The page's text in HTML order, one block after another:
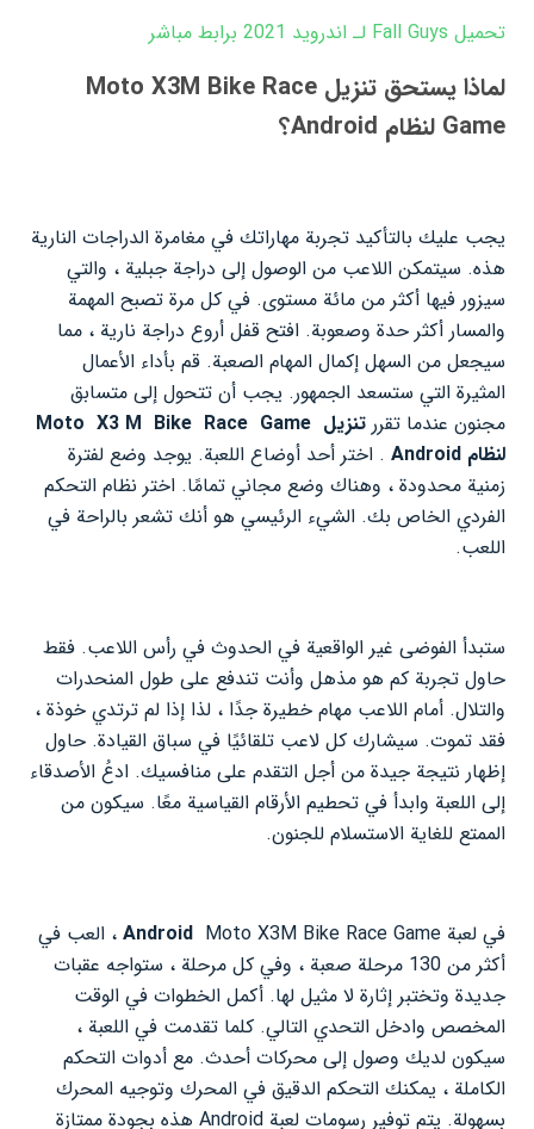
تحميل Fall Guys لـ اندرويد 2021 برابط مباشر
لماذا يستحق تنزيل Moto X3M Bike Race
Game لنظام Android؟
يجب عليك بالتأكيد تجربة مهاراتك في مغامرة الدراجات النارية
هذه. سيتمكن اللاعب من الوصول إلى دراجة جبلية ، والتي
سيزور فيها أكثر من مائة مستوى. في كل مرة تصبح المهمة
والمسار أكثر حدة وصعوبة. افتح قفل أروع دراجة نارية ، مما
سيجعل من السهل إكمال المهام الصعبة. قم بأداء الأعمال
المثيرة التي ستسعد الجمهور. يجب أن تتحول إلى متسابق
مجنون عندما تقرر تنزيل Moto X3 M Bike Race Game
لنظام Android
. اختر أحد أوضاع اللعبة. يوجد وضع لفترة
زمنية محدودة ، وهناك وضع مجاني تمامًا. اختر نظام التحكم
الفردي الخاص بك. الشيء الرئيسي هو أنك تشعر بالراحة في
اللعب.
ستبدأ الفوضى غير الواقعية في الحدوث في رأس اللاعب. فقط
حاول تجربة كم هو مذهل وأنت تندفع على طول المنحدرات
والتلال. أمام اللاعب مهام خطيرة جدًا ، لذا إذا لم ترتدي خوذة ،
فقد تموت. سيشارك كل لاعب تلقائيًا في سباق القيادة. حاول
إظهار نتيجة جيدة من أجل التقدم على منافسيك. ادعُ الأصدقاء
إلى اللعبة وابدأ في تحطيم الأرقام القياسية معًا. سيكون من
الممتع للغاية الاستسلام للجنون.
في لعبة Android Moto X3M Bike Race Game ، العب في
أكثر من 130 مرحلة صعبة ، وفي كل مرحلة ، ستواجه عقبات
جديدة وتختبر إثارة لا مثيل لها. أكمل الخطوات في الوقت
المخصص وادخل التحدي التالي. كلما تقدمت في اللعبة ،
سيكون لديك وصول إلى محركات أحدث. مع أدوات التحكم
الكاملة ، يمكنك التحكم الدقيق في المحرك وتوجيه المحرك
بسهولة. يتم توفير رسومات لعبة Android هذه بجودة ممتازة